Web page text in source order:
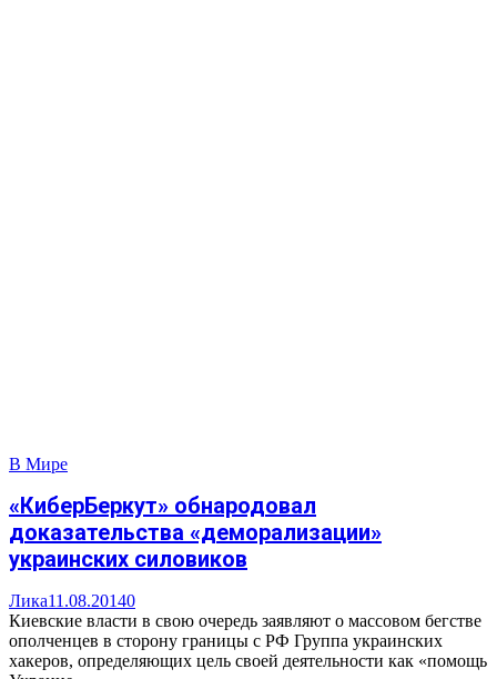
В Мире
«КиберБеркут» обнародовал
доказательства «деморализации»
украинских силовиков
Лика11.08.20140
Киевские власти в свою очередь заявляют о массовом бегстве
ополченцев в сторону границы с РФ Группа украинских
хакеров, определяющих цель своей деятельности как «помощь